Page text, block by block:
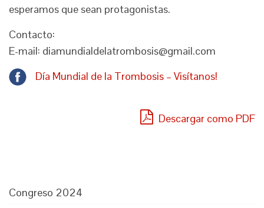
esperamos que sean protagonistas.
Contacto:
E-mail: diamundialdelatrombosis@gmail.com
Día Mundial de la Trombosis – Visítanos!
Descargar como PDF
Congreso 2024